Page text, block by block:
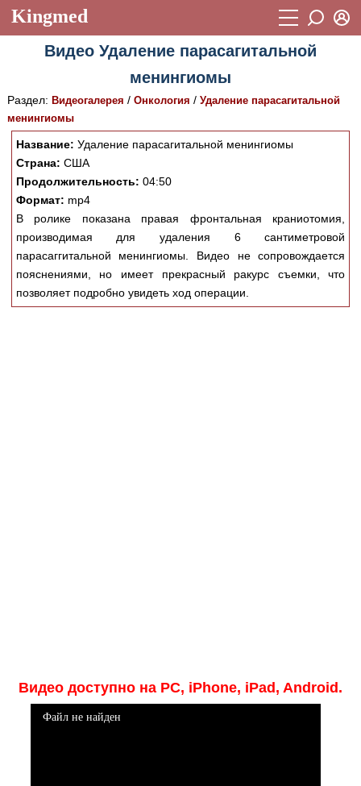
Kingmed
Учебный материал
Фотогалерея
Истории болезней 1268
Лекции и презентации 2474
Аккредитационные тесты
Методические рекомендации 1050
Научно-популярное
Статьи
Пароль
Восстановить пароль
Регистрация
Видео Удаление парасагитальной
менингиомы
Раздел: Видеогалерея / Онкология / Удаление парасагитальной
менингиомы
Название: Удаление парасагитальной менингиомы
Страна: США
Продолжительность: 04:50
Формат: mp4
В ролике показана правая фронтальная краниотомия,
производимая для удаления 6 сантиметровой
парасаггитальной менингиомы. Видео не сопровождается
пояснениями, но имеет прекрасный ракурс съемки, что
позволяет подробно увидеть ход операции.
Видео доступно на PC, iPhone, iPad, Android.
Файл не найден